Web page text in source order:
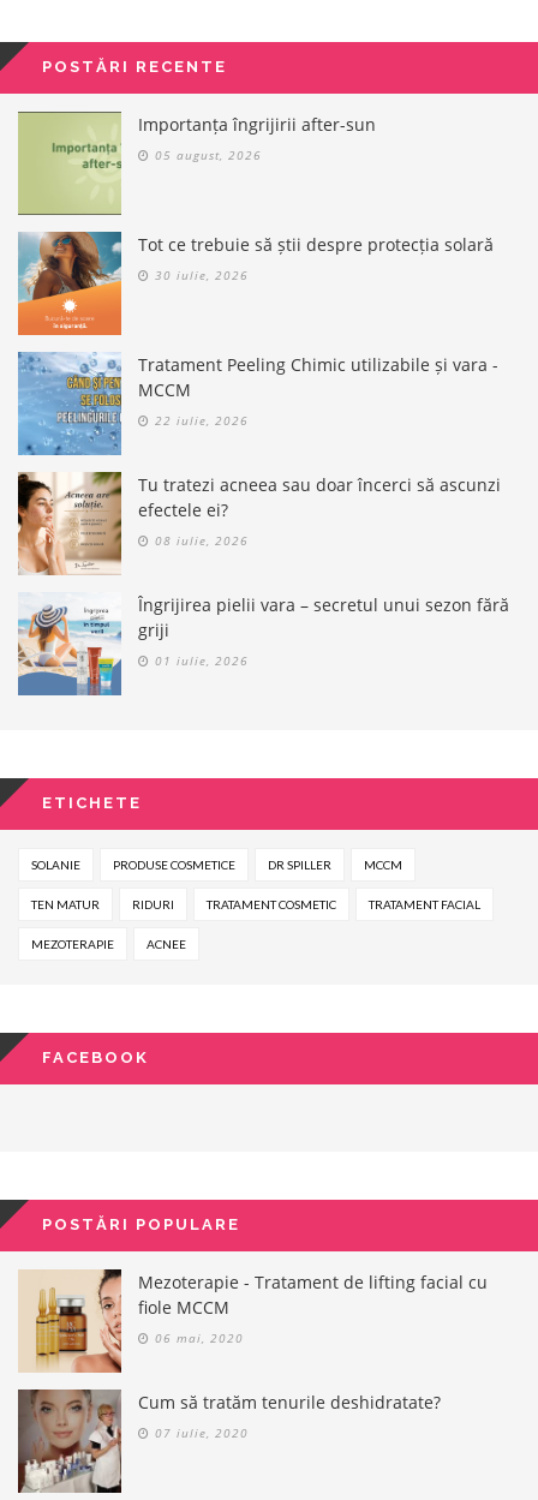
POSTĂRI RECENTE
Importanța îngrijirii after-sun
05 august, 2026
Tot ce trebuie să știi despre protecția solară
30 iulie, 2026
Tratament Peeling Chimic utilizabile și vara -
MCCM
22 iulie, 2026
Tu tratezi acneea sau doar încerci să ascunzi
efectele ei?
08 iulie, 2026
Îngrijirea pielii vara – secretul unui sezon fără
griji
01 iulie, 2026
ETICHETE
SOLANIE PRODUSE COSMETICE DR SPILLER MCCM
TEN MATUR RIDURI TRATAMENT COSMETIC TRATAMENT FACIAL
MEZOTERAPIE ACNEE
FACEBOOK
POSTĂRI POPULARE
Mezoterapie - Tratament de lifting facial cu
fiole MCCM
06 mai, 2020
Cum să tratăm tenurile deshidratate?
07 iulie, 2020